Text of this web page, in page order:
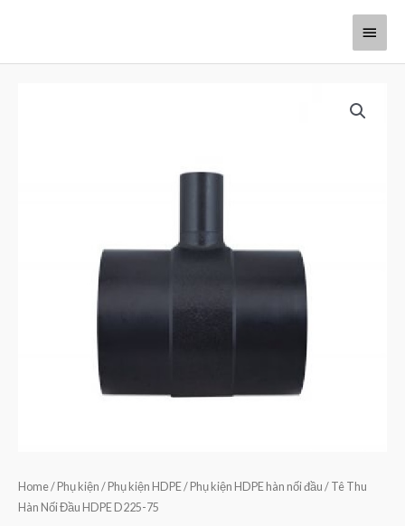
Home/ Phụ kiện / Phụ kiện HDPE/ Phụ kiện HDPE hàn nối đầu / Tê Thu
Hàn Nối Đầu HDPE D225-75